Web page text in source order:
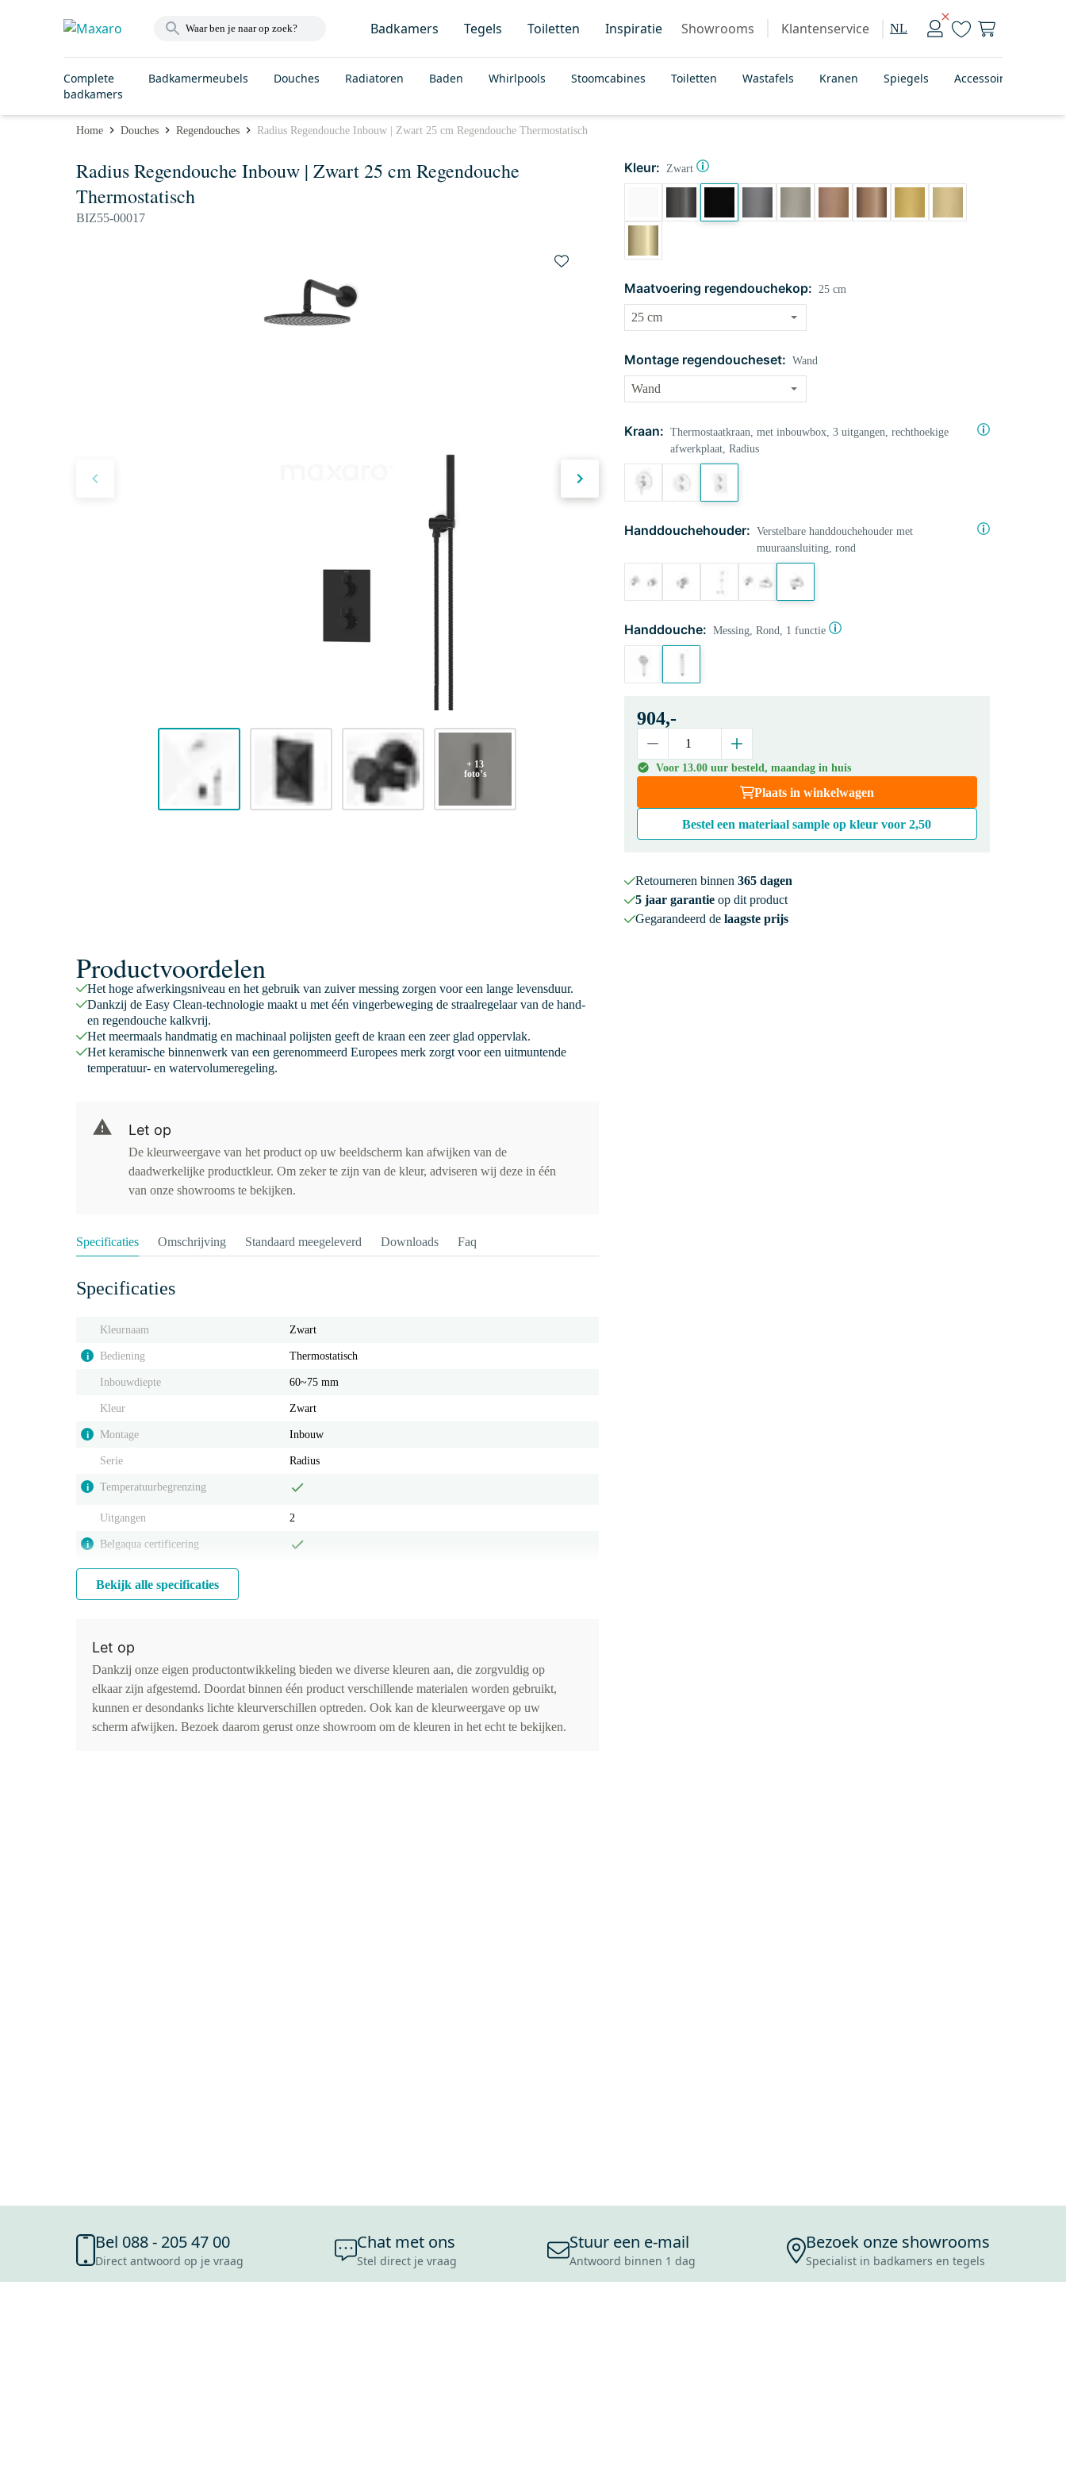
Badkamers Tegels Toiletten Inspiratie Showrooms Klantenservice NL
Complete
badkamers
Badkamermeubels Douches Radiatoren Baden Whirlpools Stoomcabines Toiletten Wastafels Kranen Spiegels Accessoires
Home Douches Regendouches Radius Regendouche Inbouw | Zwart 25 cm Regendouche Thermostatisch
Radius Regendouche Inbouw | Zwart 25 cm Regendouche
Thermostatisch
BIZ55-00017
+ 13
foto’s
Kleur: Zwart
Maatvoering regendouchekop: 25 cm
Montage regendoucheset: Wand
Kraan: Thermostaatkraan, met inbouwbox, 3 uitgangen, rechthoekige
afwerkplaat, Radius
Handdouchehouder: Verstelbare handdouchehouder met
muuraansluiting, rond
Handdouche: Messing, Rond, 1 functie
904,-
Voor 13.00 uur besteld, maandag in huis
Plaats in winkelwagen
Bestel een materiaal sample op kleur voor2,50
Retourneren binnen 365 dagen
5 jaar garantieop dit product
Gegarandeerd de laagste prijs
Productvoordelen
Het hoge afwerkingsniveau en het gebruik van zuiver messing zorgen voor een lange levensduur.
Dankzij de Easy Clean-technologie maakt u met één vingerbeweging de straalregelaar van de hand-
en regendouche kalkvrij.
Het meermaals handmatig en machinaal polijsten geeft de kraan een zeer glad oppervlak.
Het keramische binnenwerk van een gerenommeerd Europees merk zorgt voor een uitmuntende
temperatuur- en watervolumeregeling.
Let op
De kleurweergave van het product op uw beeldscherm kan afwijken van de
daadwerkelijke productkleur. Om zeker te zijn van de kleur, adviseren wij deze in één
van onze showrooms te bekijken.
Specificaties Omschrijving Standaard meegeleverd Downloads Faq
Specificaties
Kleurnaam Zwart
i Bediening Thermostatisch
Inbouwdiepte 60~75 mm
Kleur Zwart
i Montage Inbouw
Serie Radius
i Temperatuurbegrenzing
Uitgangen 2
i Belgaqua certificering
Bekijk alle specificaties
Let op
Dankzij onze eigen productontwikkeling bieden we diverse kleuren aan, die zorgvuldig op
elkaar zijn afgestemd. Doordat binnen één product verschillende materialen worden gebruikt,
kunnen er desondanks lichte kleurverschillen optreden. Ook kan de kleurweergave op uw
scherm afwijken. Bezoek daarom gerust onze showroom om de kleuren in het echt te bekijken.
Bel 088 - 205 47 00
Direct antwoord op je vraag
Chat met ons
Stel direct je vraag
Stuur een e-mail
Antwoord binnen 1 dag
Bezoek onze showrooms
Specialist in badkamers en tegels